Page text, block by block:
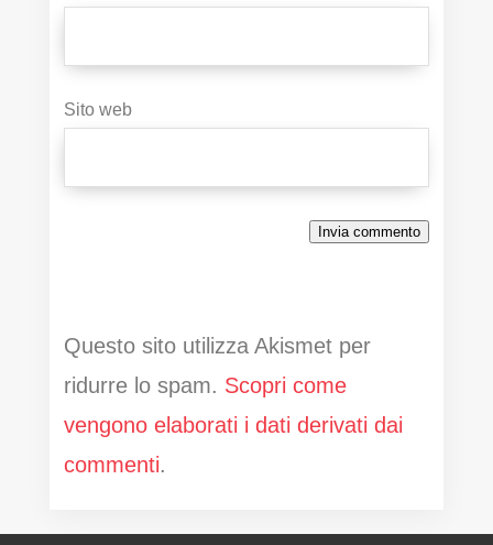
Sito web
Invia commento
Questo sito utilizza Akismet per
ridurre lo spam. Scopri come
vengono elaborati i dati derivati dai
commenti.